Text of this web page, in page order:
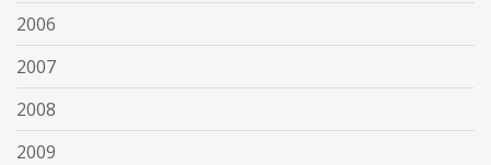
2006
2007
2008
2009